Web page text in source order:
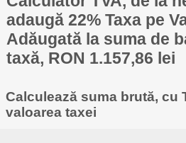
adaugă 22% Taxa pe
Adăugată la suma de
taxă, RON 1.157,86 lei
Calculează suma brută, cu
valoarea taxei